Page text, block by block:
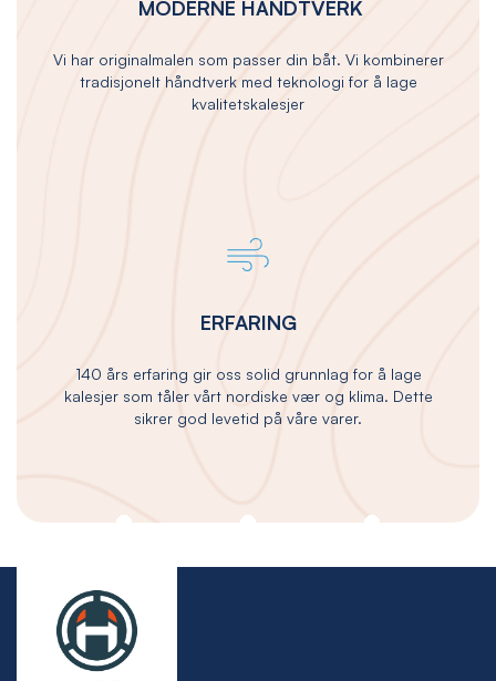
MODERNE HÅNDTVERK
Vi har originalmalen som passer din båt. Vi kombinerer
tradisjonelt håndtverk med teknologi for å lage
kvalitetskalesjer
ERFARING
140 års erfaring gir oss solid grunnlag for å lage
kalesjer som tåler vårt nordiske vær og klima. Dette
sikrer god levetid på våre varer.